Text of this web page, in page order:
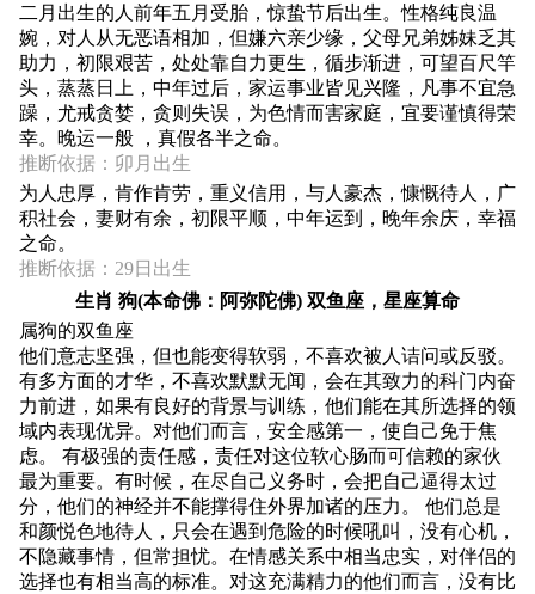
二月出生的人前年五月受胎，惊蛰节后出生。性格纯良温
婉，对人从无恶语相加，但嫌六亲少缘，父母兄弟姊妹乏其
助力，初限艰苦，处处靠自力更生，循步渐进，可望百尺竿
头，蒸蒸日上，中年过后，家运事业皆见兴隆，凡事不宜急
躁，尤戒贪婪，贪则失误，为色情而害家庭，宜要谨慎得荣
幸。晚运一般 ，真假各半之命。
推断依据：卯月出生
为人忠厚，肯作肯劳，重义信用，与人豪杰，慷慨待人，广
积社会，妻财有余，初限平顺，中年运到，晚年余庆，幸福
之命。
推断依据：29日出生
生肖 狗(本命佛：阿弥陀佛) 双鱼座，星座算命
属狗的双鱼座
他们意志坚强，但也能变得软弱，不喜欢被人诘问或反驳。
有多方面的才华，不喜欢默默无闻，会在其致力的科门内奋
力前进，如果有良好的背景与训练，他们能在其所选择的领
域内表现优异。对他们而言，安全感第一，使自己免于焦
虑。 有极强的责任感，责任对这位软心肠而可信赖的家伙
最为重要。有时候，在尽自己义务时，会把自己逼得太过
分，他们的神经并不能撑得住外界加诸的压力。 他们总是
和颜悦色地待人，只会在遇到危险的时候吼叫，没有心机，
不隐藏事情，但常担忧。在情感关系中相当忠实，对伴侣的
选择也有相当高的标准。对这充满精力的他们而言，没有比